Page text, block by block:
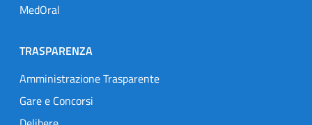
MedOral
TRASPARENZA
Amministrazione Trasparente
Gare e Concorsi